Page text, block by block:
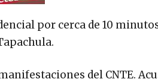
por cerca de 10
del CNTE.